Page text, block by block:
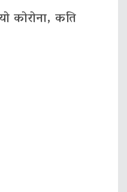
कोरोना, कति